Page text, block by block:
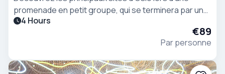
promenade en petit groupe, qui se terminera par une
vue imprenable sur le fjord et un dîner dans une
4 Hours
€89
Par personne